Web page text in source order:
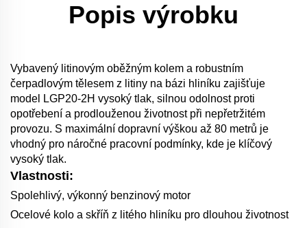
Popis výrobku
Vybavený litinovým oběžným kolem a robustním
čerpadlovým tělesem z litiny na bázi hliníku zajišťuje
model LGP20-2H vysoký tlak, silnou odolnost proti
opotřebení a prodlouženou životnost při nepřetržitém
provozu. S maximální dopravní výškou až 80 metrů je
vhodný pro náročné pracovní podmínky, kde je klíčový
vysoký tlak.
Vlastnosti:
Spolehlivý, výkonný benzinový motor
Ocelové kolo a skříň z litého hliníku pro dlouhou životnost